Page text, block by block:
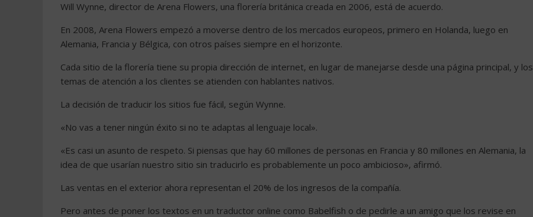
Will Wynne, director de Arena Flowers, una florería británica creada en 2006, está de acuerdo.
En 2008, Arena Flowers empezó a moverse dentro de los mercados europeos, primero en Holanda, luego en
Alemania, Francia y Bélgica, con otros países siempre en el horizonte.
Cada sitio de la florería tiene su propia dirección de internet, en lugar de manejarse desde una página principal, y los
temas de atención a los clientes se atienden con hablantes nativos.
La decisión de traducir los sitios fue fácil, según Wynne.
«No vas a tener ningún éxito si no te adaptas al lenguaje local».
«Es casi un asunto de respeto. Si piensas que hay 60 millones de personas en Francia y 80 millones en Alemania, la
idea de que usarían nuestro sitio sin traducirlo es probablemente un poco ambicioso», afirmó.
Las ventas en el exterior ahora representan el 20% de los ingresos de la compañía.
Pero antes de poner los textos en un traductor online como Babelfish o de pedirle a un amigo que los revise en